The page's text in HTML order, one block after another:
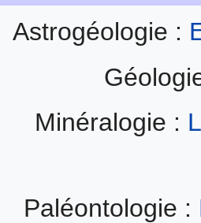
Astrogéologie :
Minéralogie :
Paléontologie :